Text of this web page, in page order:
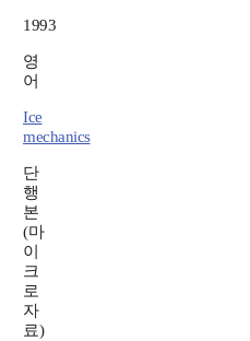
1993
영
어
Ice
mechanics
단
행
본
(마
이
크
로
자
료)